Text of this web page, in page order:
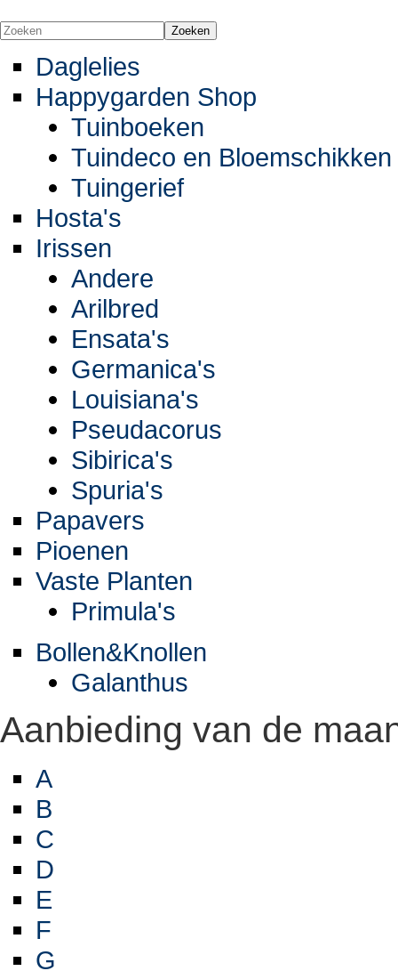
Daglelies
Happygarden Shop
Tuinboeken
Tuindeco en Bloemschikken
Tuingerief
Hosta's
Irissen
Andere
Arilbred
Ensata's
Germanica's
Louisiana's
Pseudacorus
Sibirica's
Spuria's
Papavers
Pioenen
Vaste Planten
Primula's
Bollen&Knollen
Galanthus
Aanbieding van de
A
B
C
D
E
F
G